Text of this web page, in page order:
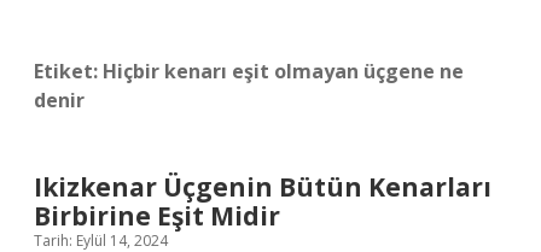
Etiket: Hiçbir kenarı eşit olmayan üçgene ne
denir
Ikizkenar Üçgenin Bütün Kenarları
Birbirine Eşit Midir
Tarih: Eylül 14, 2024